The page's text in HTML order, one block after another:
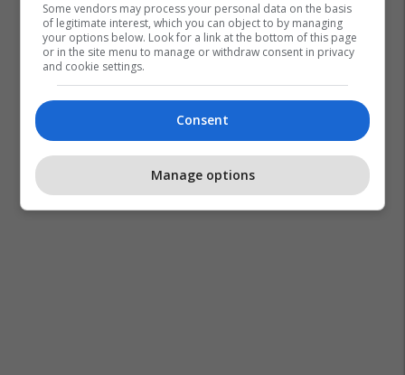
Some vendors may process your personal data on the basis
of legitimate interest, which you can object to by managing
your options below. Look for a link at the bottom of this page
or in the site menu to manage or withdraw consent in privacy
and cookie settings.
Consent
Manage options